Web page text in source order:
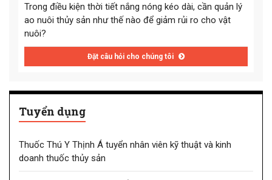
Trong điều kiện thời tiết nắng nóng kéo dài, cần quản lý
ao nuôi thủy sản như thế nào để giảm rủi ro cho vật
nuôi?
Đặt câu hỏi cho chúng tôi
Tuyển dụng
Thuốc Thú Y Thịnh Á tuyển nhân viên kỹ thuật và kinh
doanh thuốc thủy sản